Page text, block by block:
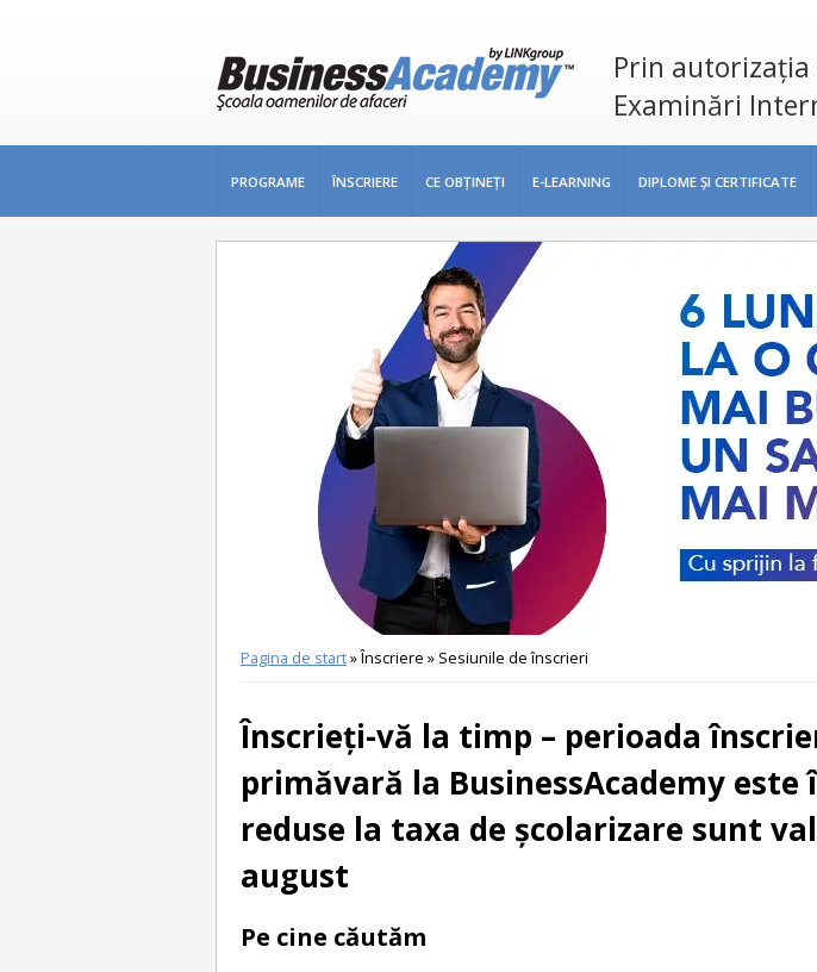
Prin
Examinări
PROGRAME ÎNSCRIERE CE OBŢINEŢI E-LEARNING DIPLOME ŞI CERTIFICATE
Pagina de start» Înscriere » Sesiunile de înscrieri
Înscrieți-vă la timp – perioada
primăvară la BusinessAcademy este
reduse la taxa de școlarizare sunt
august
Pe cine căutăm